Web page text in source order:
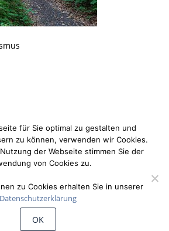
Erdbebenwarte Göttingen
für Sie optimal zu gestalten und
zu können, verwenden wir Cookies.
der Webseite stimmen Sie der
von Cookies zu.
zu Cookies erhalten Sie in unserer
Datenschutzerklärung
OK